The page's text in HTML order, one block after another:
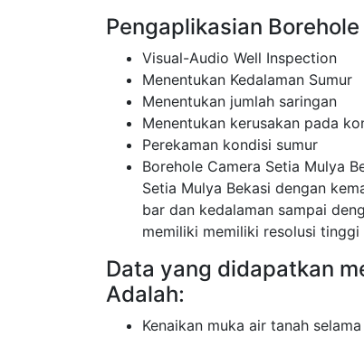
Pengaplikasian
Visual-Audio Well Inspection
Menentukan Kedalaman Sumur
Menentukan jumlah saringan
Menentukan kerusakan pada
Perekaman kondisi sumur
Borehole Camera Setia Mulya
Setia Mulya Bekasi dengan
bar dan kedalaman sampai
memiliki memiliki resolusi
Data yang didapatkan
Adalah:
Kenaikan muka air tanah